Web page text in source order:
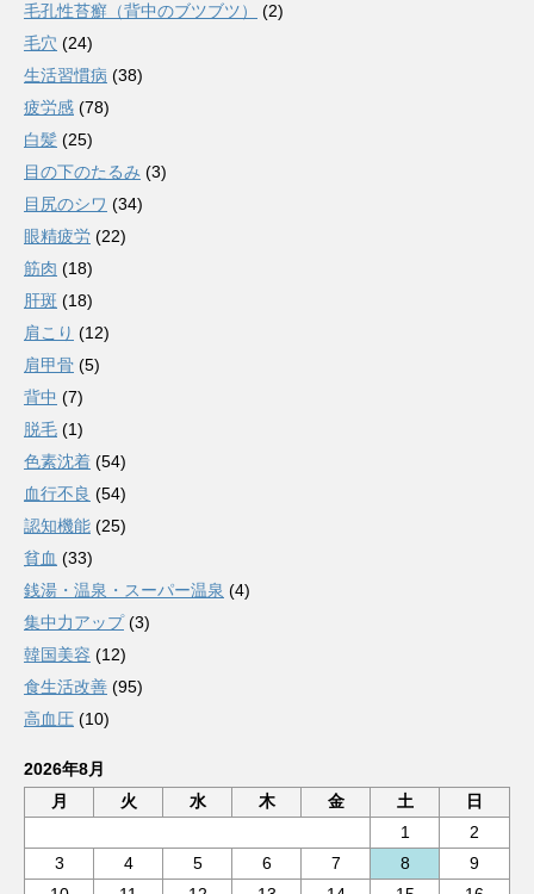
毛孔性苔癬（背中のブツブツ）
(2)
毛穴 (24)
生活習慣病 (38)
疲労感 (78)
白髪 (25)
目の下のたるみ (3)
目尻のシワ (34)
眼精疲労 (22)
筋肉 (18)
肝斑 (18)
肩こり (12)
肩甲骨 (5)
背中 (7)
脱毛 (1)
色素沈着 (54)
血行不良 (54)
認知機能 (25)
貧血 (33)
銭湯・温泉・スーパー温泉 (4)
集中力アップ(3)
韓国美容 (12)
食生活改善 (95)
高血圧 (10)
2026年8月
月
火 水 木 金 土
日
1
2
3
4 5 6 7 8
9